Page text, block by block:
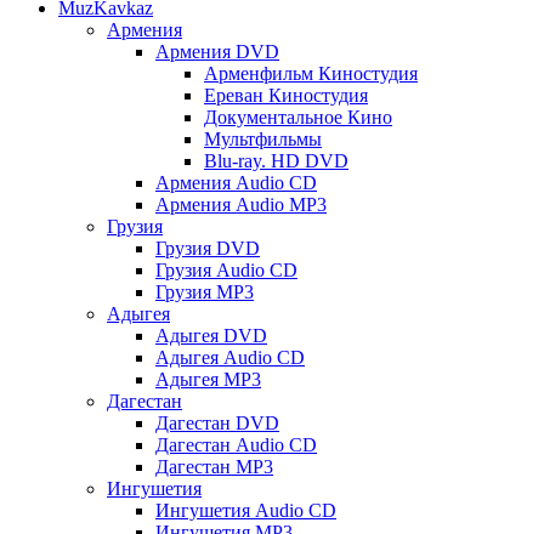
MuzKavkaz
Армения
Армения DVD
Арменфильм Киностудия
Ереван Киностудия
Документальное Кино
Мультфильмы
Blu-ray. HD DVD
Армения Audio CD
Армения Audio MP3
Грузия
Грузия DVD
Грузия Audio CD
Грузия MP3
Адыгея
Адыгея DVD
Адыгея Audio CD
Адыгея MP3
Дагестан
Дагестан DVD
Дагестан Audio CD
Дагестан MP3
Ингушетия
Ингушетия Audio CD